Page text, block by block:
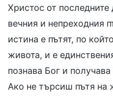
Христос от
вечния и непреходния
истина е пътят, по
живота, и е
познава Бог и
Ако не търсиш пътя на